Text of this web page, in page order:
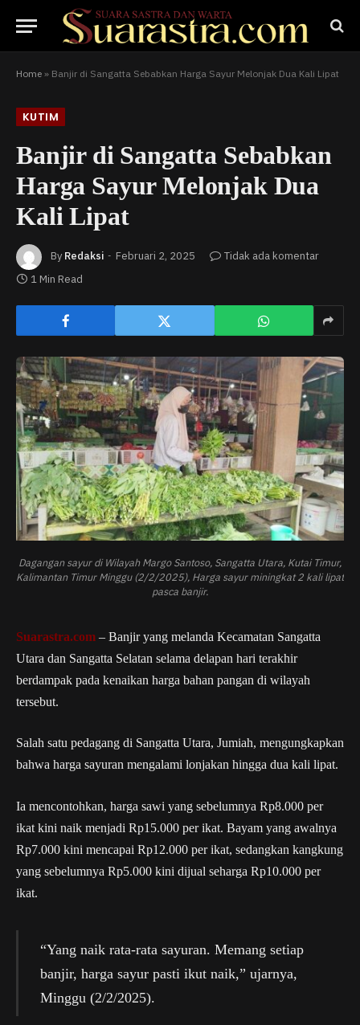
Home » Banjir di Sangatta Sebabkan Harga Sayur Melonjak Dua Kali Lipat
KUTIM
Banjir di Sangatta Sebabkan
Harga Sayur Melonjak Dua
Kali Lipat
By Redaksi Februari 2, 2025
Tidak ada komentar
1 Min Read
Dagangan sayur di Wilayah Margo Santoso, Sangatta Utara, Kutai Timur,
Kalimantan Timur Minggu (2/2/2025), Harga sayur miningkat 2 kali lipat
pasca banjir.
Suarastra.com – Banjir yang melanda Kecamatan Sangatta
Utara dan Sangatta Selatan selama delapan hari terakhir
berdampak pada kenaikan harga bahan pangan di wilayah
tersebut.
Salah satu pedagang di Sangatta Utara, Jumiah, mengungkapkan
bahwa harga sayuran mengalami lonjakan hingga dua kali lipat.
Ia mencontohkan, harga sawi yang sebelumnya Rp8.000 per
ikat kini naik menjadi Rp15.000 per ikat. Bayam yang awalnya
Rp7.000 kini mencapai Rp12.000 per ikat, sedangkan kangkung
yang sebelumnya Rp5.000 kini dijual seharga Rp10.000 per
ikat.
“Yang naik rata-rata sayuran. Memang setiap
banjir, harga sayur pasti ikut naik,” ujarnya,
Minggu (2/2/2025).